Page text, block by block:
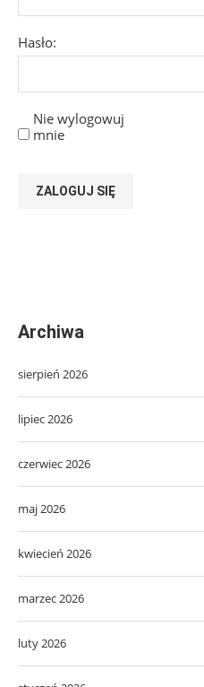
Hasło:
Nie wylogowuj
mnie
ZALOGUJ SIĘ
Archiwa
sierpień 2026
lipiec 2026
czerwiec 2026
maj 2026
kwiecień 2026
marzec 2026
luty 2026